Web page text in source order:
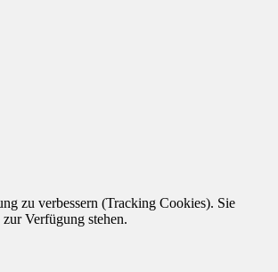
zu verbessern (Tracking Cookies). Sie
Verfügung stehen.